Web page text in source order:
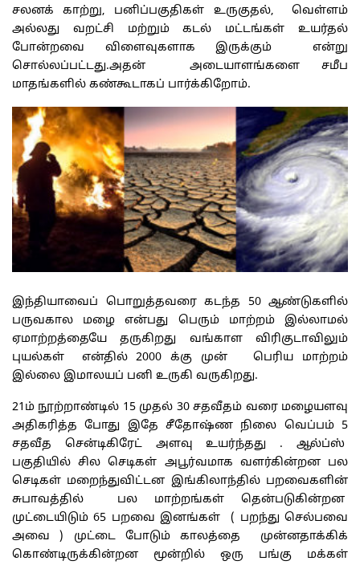
சலனக் காற்று, பனிப்பகுதிகள் உருகுதல், வெள்ளம்
அல்லது வறட்சி மற்றும் கடல் மட்டங்கள் உயர்தல்
போன்றவை விளைவுகளாக இருக்கும் என்று
சொல்லப்பட்டது.அதன் அடையாளங்களை சமீப
மாதங்களில் கண்கூடாகப் பார்க்கிறோம்.
இந்தியாவைப் பொறுத்தவரை கடந்த 50 ஆண்டுகளில்
பருவகால மழை என்பது பெரும் மாற்றம் இல்லாமல்
ஏமாற்றத்தையே தருகிறது வங்காள விரிகுடாவிலும்
புயல்கள் என்தில் 2000 க்கு முன் பெரிய மாற்றம்
இல்லை இமாலயப் பனி உருகி வருகிறது.
21ம் நூற்றாண்டில் 15 முதல் 30 சதவீதம் வரை மழையளவு
அதிகரித்த போது இதே சீதோஷ்ண நிலை வெப்பம் 5
சதவீத சென்டிகிரேட் அளவு உயர்ந்தது . ஆல்ப்ஸ்
பகுதியில் சில செடிகள் அபூர்வமாக வளர்கின்றன பல
செடிகள் மறைந்துவிட்டன இங்கிலாந்தில் பறவைகளின்
சுபாவத்தில் பல மாற்றங்கள் தென்படுகின்றன
முட்டையிடும் 65 பறவை இனங்கள் ( பறந்து செல்பவை
அவை ) முட்டை போடும் காலத்தை முன்னதாக்கிக்
கொண்டிருக்கின்றன மூன்றில் ஒரு பங்கு மக்கள்